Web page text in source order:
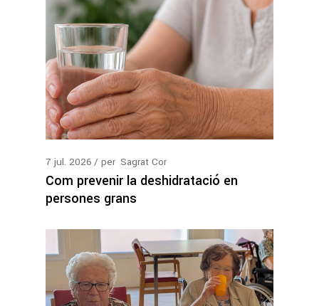
7 jul. 2026 per Sagrat Cor
Com prevenir la deshidratació en
persones grans